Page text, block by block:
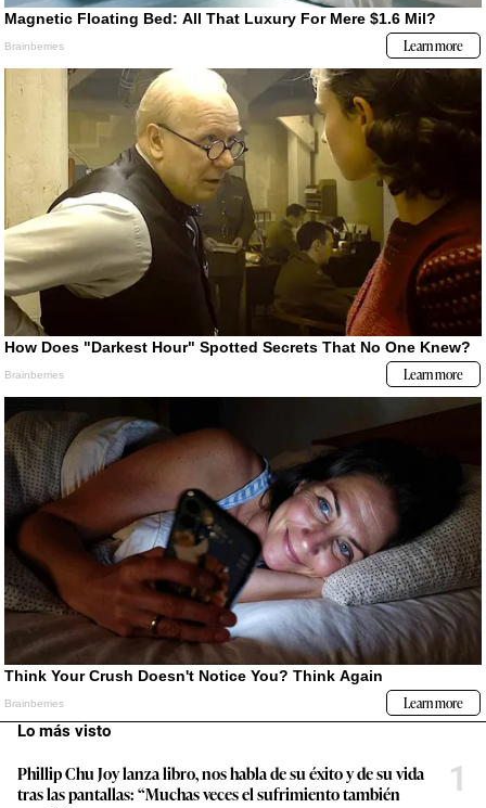
Lo más visto
Phillip Chu Joy lanza libro, nos habla de su éxito y de su vida
tras las pantallas: “Muchas veces el sufrimiento también
1